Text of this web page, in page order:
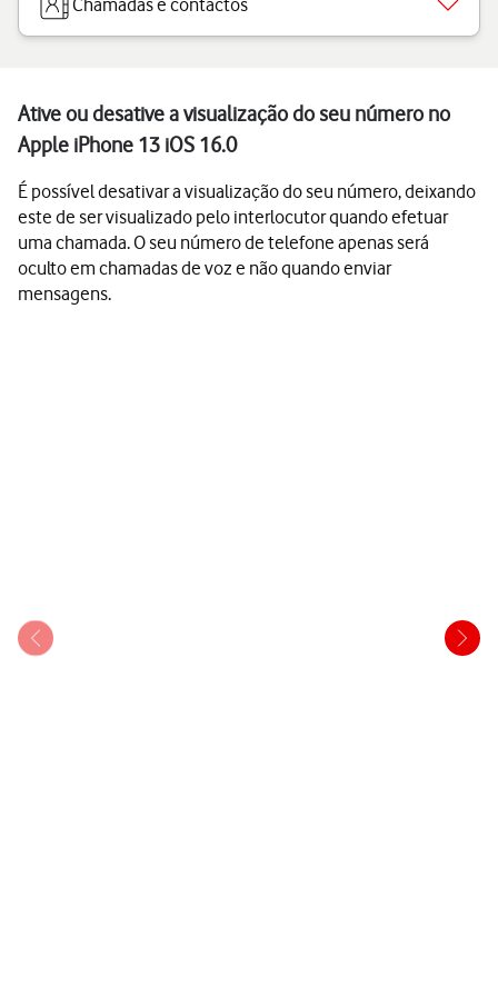
Chamadas e contactos
Ative ou desative a visualização do seu número no
Apple iPhone 13 iOS 16.0
É possível desativar a visualização do seu número, deixando
este de ser visualizado pelo interlocutor quando efetuar
uma chamada. O seu número de telefone apenas será
oculto em chamadas de voz e não quando enviar
mensagens.